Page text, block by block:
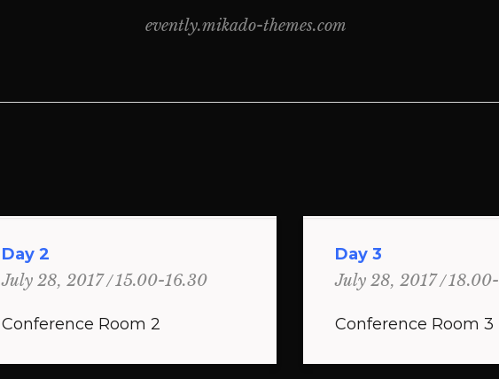
evently.mikado-themes.com
Day 2
July 28, 2017
15.00-16.30
Conference Room 2
Day 3
July 28, 2017
Conference Room 3